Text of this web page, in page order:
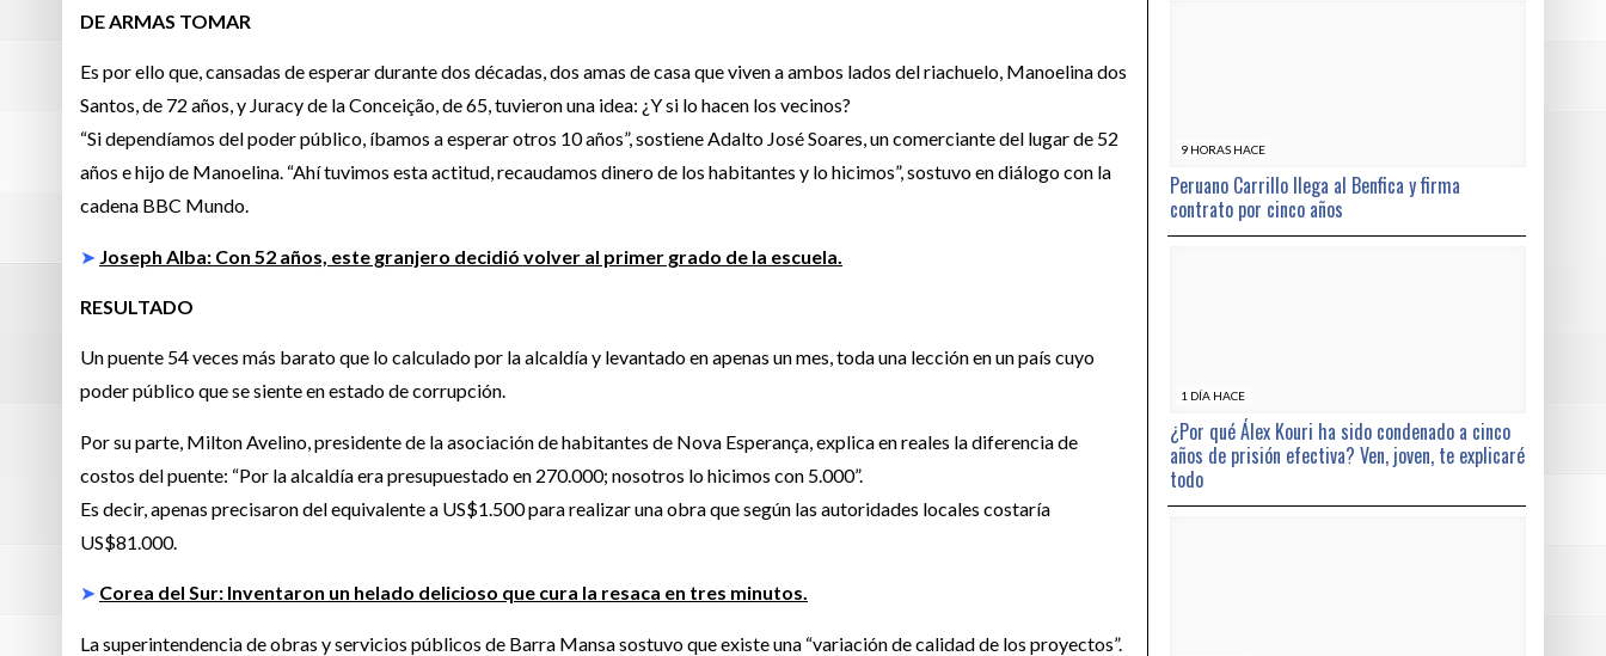
DE ARMAS TOMAR
Es por ello que, cansadas de esperar durante dos décadas, dos amas de casa que viven a ambos lados del riachuelo, Manoelina dos
Santos, de 72 años, y Juracy de la Conceição, de 65, tuvieron una idea: ¿Y si lo hacen los vecinos?
“Si dependíamos del poder público, íbamos a esperar otros 10 años”, sostiene Adalto José Soares, un comerciante del lugar de 52
años e hijo de Manoelina. “Ahí tuvimos esta actitud, recaudamos dinero de los habitantes y lo hicimos”, sostuvo en diálogo con la
cadena BBC Mundo.
➤ Joseph Alba: Con 52 años, este granjero decidió volver al primer grado de la escuela.
RESULTADO
Un puente 54 veces más barato que lo calculado por la alcaldía y levantado en apenas un mes, toda una lección en un país cuyo
poder público que se siente en estado de corrupción.
Por su parte, Milton Avelino, presidente de la asociación de habitantes de Nova Esperança, explica en reales la diferencia de
costos del puente: “Por la alcaldía era presupuestado en 270.000; nosotros lo hicimos con 5.000”.
Es decir, apenas precisaron del equivalente a US$1.500 para realizar una obra que según las autoridades locales costaría
US$81.000.
➤ Corea del Sur: Inventaron un helado delicioso que cura la resaca en tres minutos.
La superintendencia de obras y servicios públicos de Barra Mansa sostuvo que existe una “variación de calidad de los proyectos”.
9 HORAS HACE
Peruano Carrillo llega al Benfica y firma
contrato por cinco años
1 DÍA HACE
¿Por qué Álex Kouri ha sido condenado a cinco
años de prisión efectiva? Ven, joven, te explicaré
todo